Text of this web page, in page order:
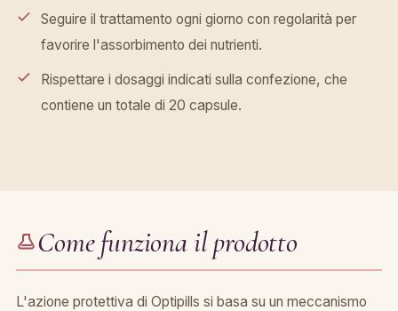
Seguire il trattamento ogni giorno con regolarità per
favorire l'assorbimento dei nutrienti.
Rispettare i dosaggi indicati sulla confezione, che
contiene un totale di 20 capsule.
Come funziona il prodotto
L'azione protettiva di Optipills si basa su un meccanismo